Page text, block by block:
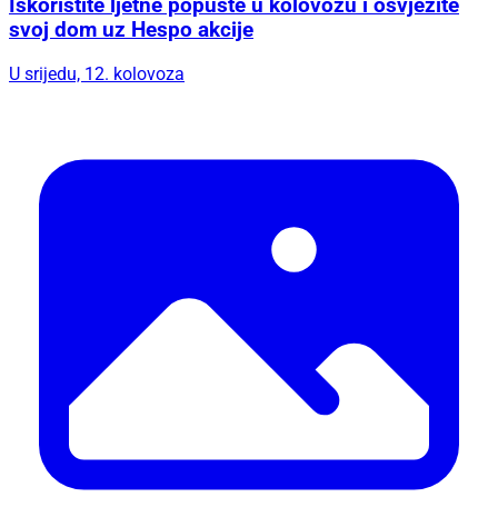
Iskoristite ljetne popuste u kolovozu i osvježite
svoj dom uz Hespo akcije
U srijedu, 12. kolovoza